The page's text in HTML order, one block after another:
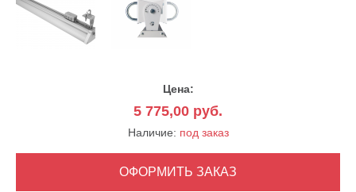
Цена:
5 775,00 руб.
Наличие: под заказ